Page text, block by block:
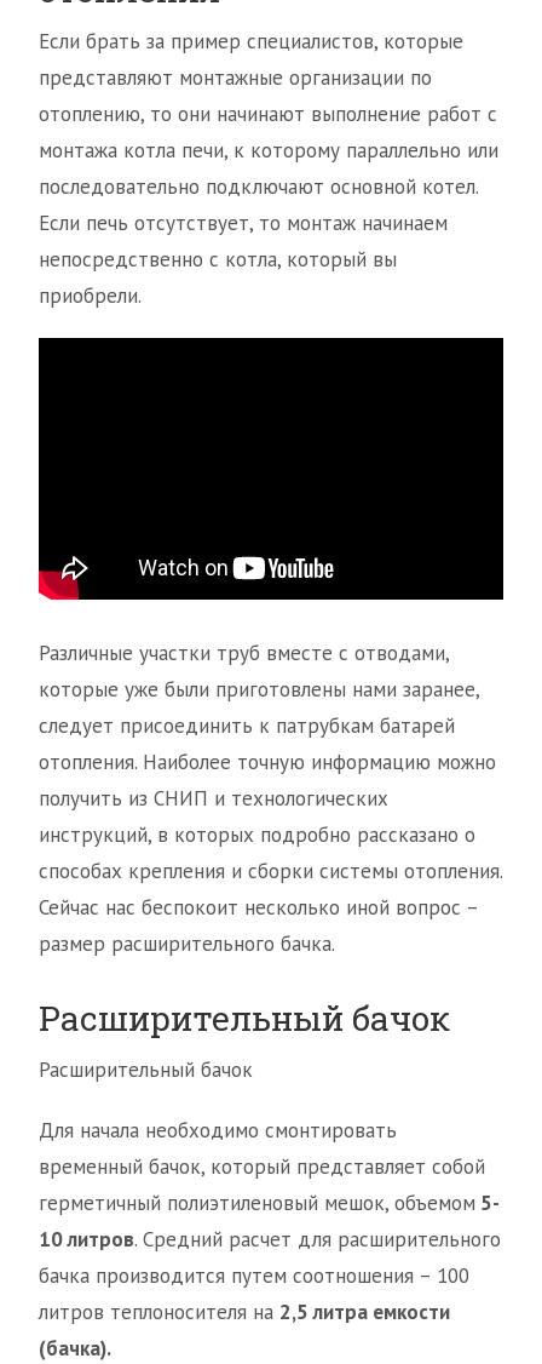
Если брать за пример специалистов, которые
представляют монтажные организации по
отоплению, то они начинают выполнение работ с
монтажа котла печи, к которому параллельно или
последовательно подключают основной котел.
Если печь отсутствует, то монтаж начинаем
непосредственно с котла, который вы
приобрели.
Различные участки труб вместе с отводами,
которые уже были приготовлены нами заранее,
следует присоединить к патрубкам батарей
отопления. Наиболее точную информацию можно
получить из СНИП и технологических
инструкций, в которых подробно рассказано о
способах крепления и сборки системы отопления.
Сейчас нас беспокоит несколько иной вопрос –
размер расширительного бачка.
Расширительный бачок
Расширительный бачок
Для начала необходимо смонтировать
временный бачок, который представляет собой
герметичный полиэтиленовый мешок, объемом 5-
10 литров. Средний расчет для расширительного
бачка производится путем соотношения – 100
литров теплоносителя на 2,5 литра емкости
(бачка).